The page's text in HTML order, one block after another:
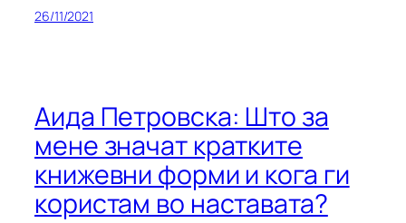
26/11/2021
Аида Петровска: Што за
мене значат кратките
книжевни форми и кога ги
користам во наставата?